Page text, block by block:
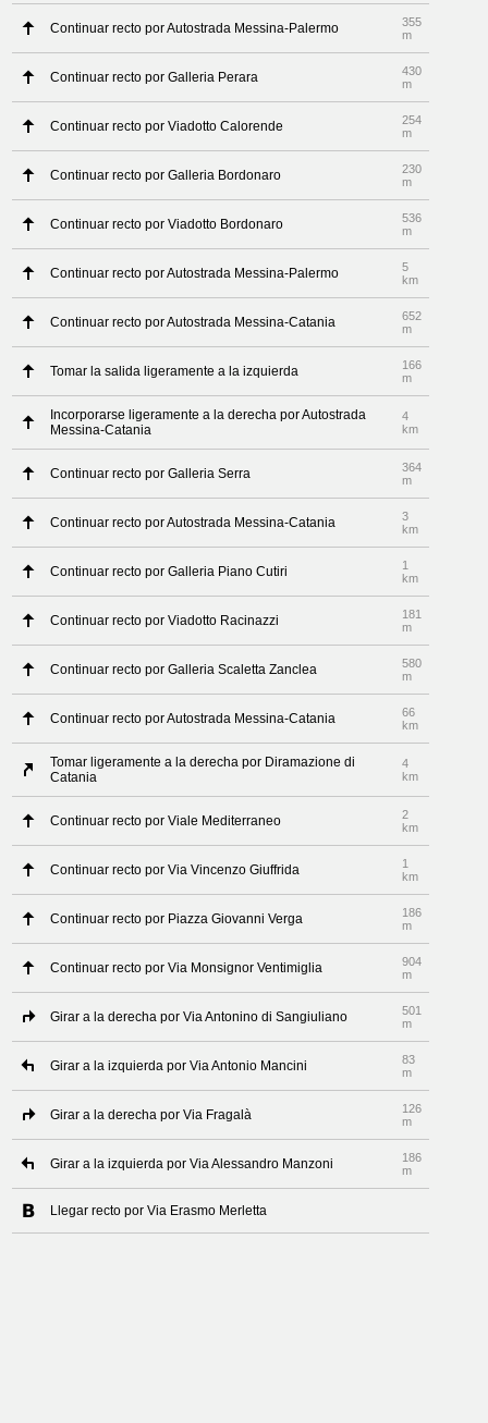
Continuar recto por Autostrada Messina-Palermo
355
m
Continuar recto por Galleria Perara
430
m
Continuar recto por Viadotto Calorende
254
m
Continuar recto por Galleria Bordonaro
230
m
Continuar recto por Viadotto Bordonaro
536
m
Continuar recto por Autostrada Messina-Palermo
5
km
Continuar recto por Autostrada Messina-Catania
652
m
Tomar la salida ligeramente a la izquierda
166
m
Incorporarse ligeramente a la derecha por Autostrada
Messina-Catania
4
km
Continuar recto por Galleria Serra
364
m
Continuar recto por Autostrada Messina-Catania
3
km
Continuar recto por Galleria Piano Cutiri
1
km
Continuar recto por Viadotto Racinazzi
181
m
Continuar recto por Galleria Scaletta Zanclea
580
m
Continuar recto por Autostrada Messina-Catania
66
km
Tomar ligeramente a la derecha por Diramazione di
Catania
4
km
Continuar recto por Viale Mediterraneo
2
km
Continuar recto por Via Vincenzo Giuffrida
1
km
Continuar recto por Piazza Giovanni Verga
186
m
Continuar recto por Via Monsignor Ventimiglia
904
m
Girar a la derecha por Via Antonino di Sangiuliano
501
m
Girar a la izquierda por Via Antonio Mancini
83
m
Girar a la derecha por Via Fragalà
126
m
Girar a la izquierda por Via Alessandro Manzoni
186
m
Llegar recto por Via Erasmo Merletta